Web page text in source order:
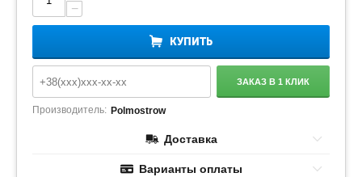
−
КУПИТЬ
ЗАКАЗ В 1 КЛИК
Производитель: Polmostrow
Доставка
Варианты оплаты